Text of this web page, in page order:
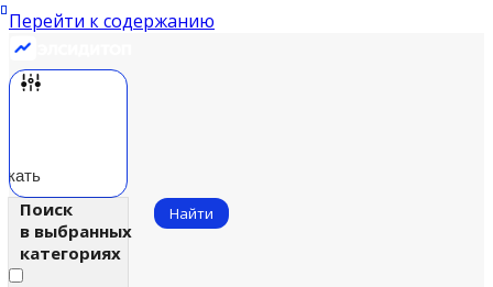
Перейти к содержанию
Поиск
в выбранных
категориях
Найти